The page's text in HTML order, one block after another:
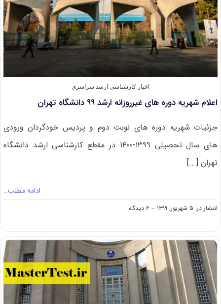
درصورت
مجازی
بودن
ترم
جدید
اخبار کارشناسی ارشد سراسری
اعلام شهریه دوره های غیرروزانه ارشد ۹۹ دانشگاه تهران
جزئیات شهریه دوره های نوبت دوم و پردیس‌ خودگردان ورودی
های سال تحصیلی ۱۳۹۹-۱۴۰۰ در مقطع کارشناسی ارشد دانشگاه
تهران [...]
ادامه مطلب…
انتشار در: ۵ شهریور, ۱۳۹۹ -- ۶ دیدگاه
on
اعلام
دوره
های
غیرروزانه
ارشد
۹۹
دانشگاه
تهران